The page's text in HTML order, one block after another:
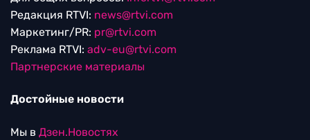
Редакция RTVI: news@rtvi.com
Маркетинг/PR: pr@rtvi.com
Реклама RTVI: adv-eu@rtvi.com
Партнерские материалы
Достойные новости
Мы в Дзен.Новостях